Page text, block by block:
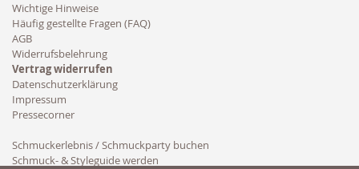
Wichtige Hinweise
Häufig gestellte Fragen (FAQ)
AGB
Widerrufsbelehrung
Vertrag widerrufen
Datenschutzerklärung
Impressum
Pressecorner
Schmuckerlebnis / Schmuckparty buchen
Schmuck- & Styleguide werden